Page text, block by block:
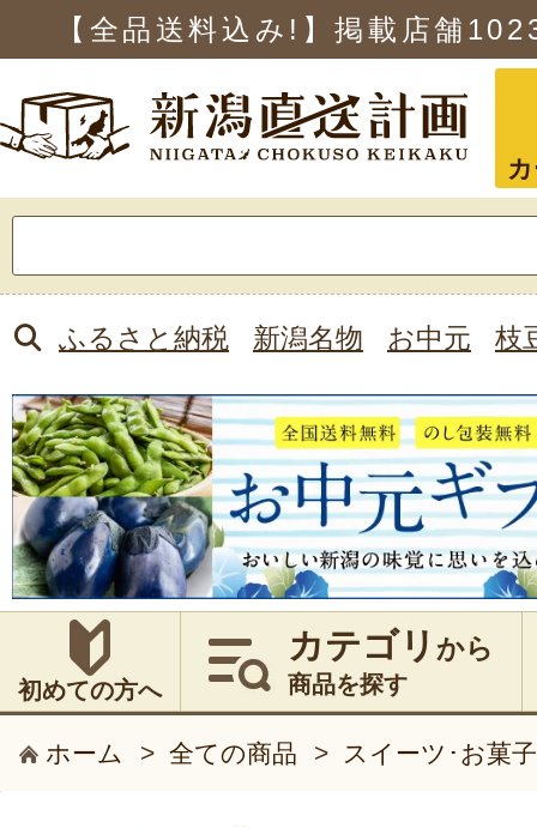
【全品送料込み!】掲載店舗
索:
ふるさと納税 新潟名物 お中元 枝
初めての方へ
カテゴリ から
商品を探す
ホーム > 全ての商品 > スイーツ･お菓子